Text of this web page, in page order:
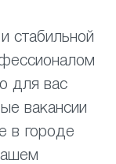
стабильной
для вас
вакансии
в городе